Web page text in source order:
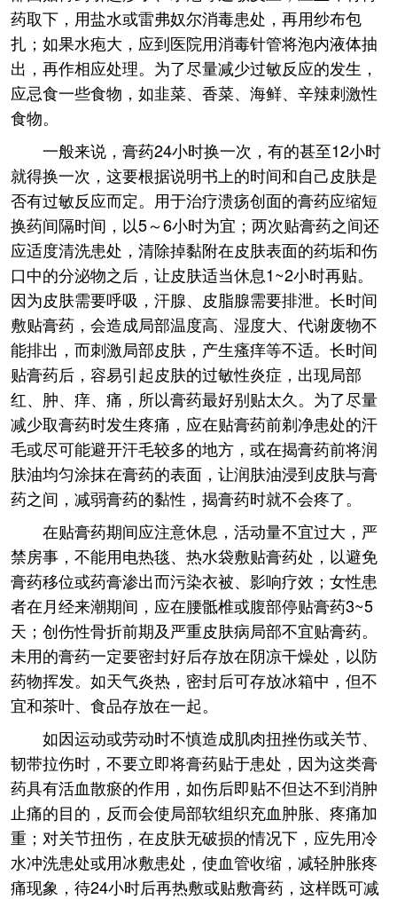
药取下，用盐水或雷弗奴尔消毒患处，再用纱布包
扎；如果水疱大，应到医院用消毒针管将泡内液体抽
出，再作相应处理。为了尽量减少过敏反应的发生，
应忌食一些食物，如韭菜、香菜、海鲜、辛辣刺激性
食物。
一般来说，膏药24小时换一次，有的甚至12小时
就得换一次，这要根据说明书上的时间和自己皮肤是
否有过敏反应而定。用于治疗溃疡创面的膏药应缩短
换药间隔时间，以5～6小时为宜；两次贴膏药之间还
应适度清洗患处，清除掉黏附在皮肤表面的药垢和伤
口中的分泌物之后，让皮肤适当休息1~2小时再贴。
因为皮肤需要呼吸，汗腺、皮脂腺需要排泄。长时间
敷贴膏药，会造成局部温度高、湿度大、代谢废物不
能排出，而刺激局部皮肤，产生瘙痒等不适。长时间
贴膏药后，容易引起皮肤的过敏性炎症，出现局部
红、肿、痒、痛，所以膏药最好别贴太久。为了尽量
减少取膏药时发生疼痛，应在贴膏药前剃净患处的汗
毛或尽可能避开汗毛较多的地方，或在揭膏药前将润
肤油均匀涂抹在膏药的表面，让润肤油浸到皮肤与膏
药之间，减弱膏药的黏性，揭膏药时就不会疼了。
在贴膏药期间应注意休息，活动量不宜过大，严
禁房事，不能用电热毯、热水袋敷贴膏药处，以避免
膏药移位或药膏渗出而污染衣被、影响疗效；女性患
者在月经来潮期间，应在腰骶椎或腹部停贴膏药3~5
天；创伤性骨折前期及严重皮肤病局部不宜贴膏药。
未用的膏药一定要密封好后存放在阴凉干燥处，以防
药物挥发。如天气炎热，密封后可存放冰箱中，但不
宜和茶叶、食品存放在一起。
如因运动或劳动时不慎造成肌肉扭挫伤或关节、
韧带拉伤时，不要立即将膏药贴于患处，因为这类膏
药具有活血散瘀的作用，如伤后即贴不但达不到消肿
止痛的目的，反而会使局部软组织充血肿胀、疼痛加
重；对关节扭伤，在皮肤无破损的情况下，应先用冷
水冲洗患处或用冰敷患处，使血管收缩，减轻肿胀疼
痛现象，待24小时后再热敷或贴敷膏药，这样既可减